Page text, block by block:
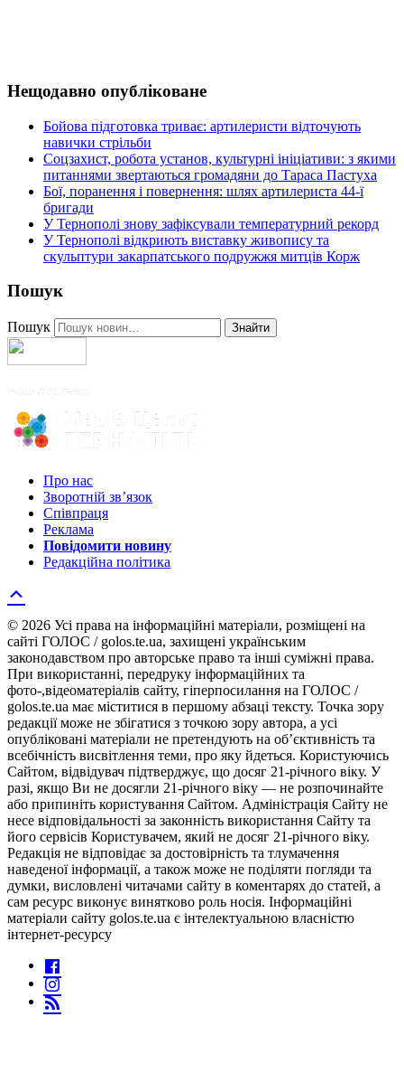
Нещодавно опубліковане
Бойова підготовка триває: артилеристи відточують
навички стрільби
Соцзахист, робота установ, культурні ініціативи: з якими
питаннями звертаються громадяни до Тараса Пастуха
Бої, поранення і повернення: шлях артилериста 44-ї
бригади
У Тернополі знову зафіксували температурний рекорд
У Тернополі відкриють виставку живопису та
скульптури закарпатського подружжя митців Корж
Пошук
Пошук Знайти
Про нас
Зворотній зв’язок
Співпраця
Реклама
Повідомити новину
Редакційна політика
© 2026 Усі права на інформаційні матеріали, розміщені на
сайті ГОЛОС / golos.te.ua, захищені українським
законодавством про авторське право та інші суміжні права.
При використанні, передруку інформаційних та
фото-,відеоматеріалів сайту, гіперпосилання на ГОЛОС /
golos.te.ua має міститися в першому абзаці тексту. Точка зору
редакції може не збігатися з точкою зору автора, а усі
опубліковані матеріали не претендують на об’єктивність та
всебічність висвітлення теми, про яку йдеться. Користуючись
Сайтом, відвідувач підтверджує, що досяг 21-річного віку. У
разі, якщо Ви не досягли 21-річного віку — не розпочинайте
або припиніть користування Сайтом. Адміністрація Сайту не
несе відповідальності за законність використання Сайту та
його сервісів Користувачем, який не досяг 21-річного віку.
Редакція не відповідає за достовірність та тлумачення
наведеної інформації, а також може не поділяти погляди та
думки, висловлені читачами сайту в коментарях до статей, а
сам ресурс виконує винятково роль носія. Інформаційні
матеріали сайту golos.te.ua є інтелектуальною власністю
інтернет-ресурсу